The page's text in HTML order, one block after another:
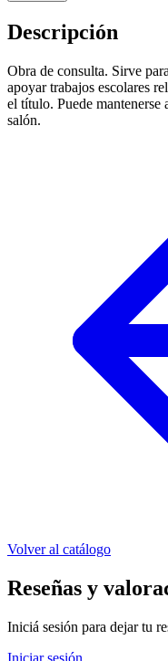
Descripción
Obra de consulta. Sirve
apoyar trabajos escolares
el título. Puede
salón.
Volver al catálogo
Reseñas y
Iniciá sesión para dejar tu
Iniciar sesión